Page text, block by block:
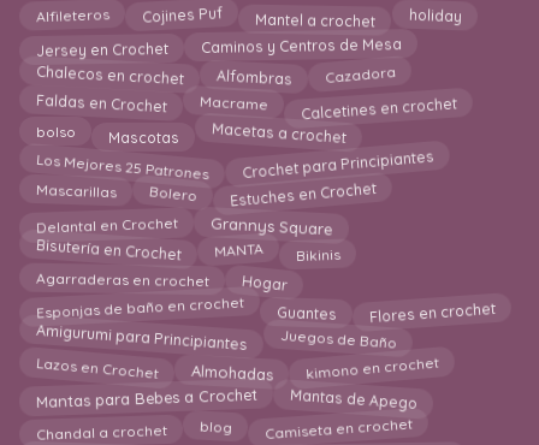
Alfileteros Cojines Puf Mantel a crochet holiday
Jersey en Crochet Caminos y Centros de Mesa
Chalecos en crochet Alfombras Cazadora
Faldas en Crochet Macrame Calcetines en crochet
bolso Mascotas Macetas a crochet
Los Mejores 25 Patrones Crochet para Principiantes
Mascarillas Bolero Estuches en Crochet
Delantal en Crochet Grannys Square
Bisutería en Crochet MANTA Bikinis
Agarraderas en crochet Hogar
Esponjas de baño en crochet Guantes Flores en crochet
Amigurumi para Principiantes Juegos de Baño
Lazos en Crochet Almohadas kimono en crochet
Mantas para Bebes a Crochet Mantas de Apego
Chandal a crochet blog Camiseta en crochet